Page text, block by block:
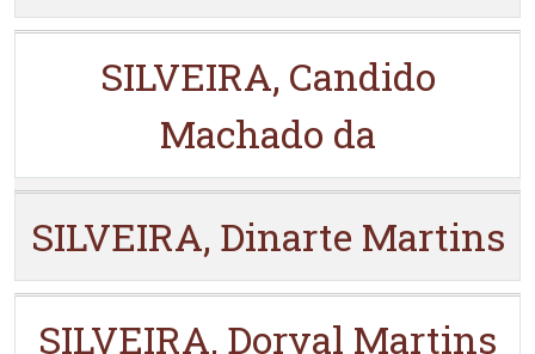
SILVEIRA, Candido
Machado da
SILVEIRA, Dinarte Martins
SILVEIRA, Dorval Martins